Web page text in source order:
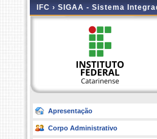
IFC › SIGAA - Sistema
Apresentação
Corpo Administrativo